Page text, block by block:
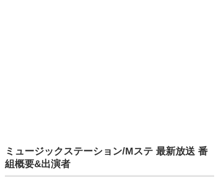
ミュージックステーション/Mステ 最新放送 番
組概要&出演者